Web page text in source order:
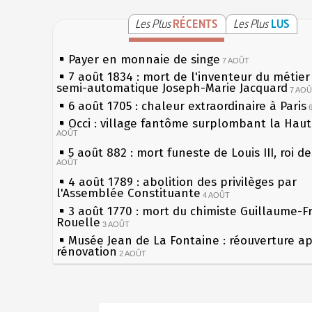
Les PlusRÉCENTS Les Plus LUS
Payer en monnaie de singe 7 AOÛT
7 août 1834 : mort de l'inventeur du
semi-automatique Joseph-Marie Jacquard 7
6 août 1705 : chaleur extraordinaire à Paris
Occi : village fantôme surplombant la
AOÛT
5 août 882 : mort funeste de Louis III, roi
AOÛT
4 août 1789 : abolition des privilèges par
l'Assemblée Constituante 4 AOÛT
3 août 1770 : mort du chimiste Guillaume-
Rouelle 3 AOÛT
Musée Jean de La Fontaine : réouverture
rénovation 2 AOÛT
2 août 1802 : Bonaparte est nommé